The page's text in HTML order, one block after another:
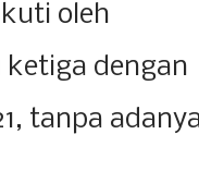
oleh
ketiga dengan
tanpa